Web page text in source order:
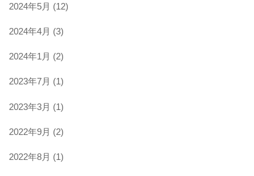
2024年5月 (12)
2024年4月 (3)
2024年1月 (2)
2023年7月 (1)
2023年3月 (1)
2022年9月 (2)
2022年8月 (1)